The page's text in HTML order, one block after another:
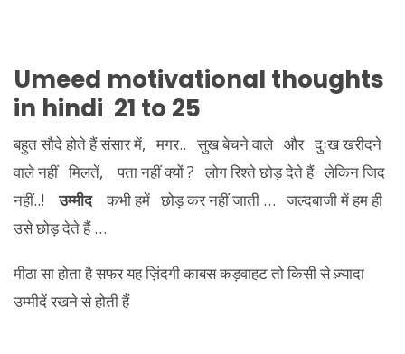
Umeed motivational thoughts
in hindi 21 to 25
बहुत सौदे होते हैं संसार में, मगर.. सुख बेचने वाले और दुःख खरीदने
वाले नहीं मिलतें, पता नहीं क्यों ? लोग रिश्ते छोड़ देते हैं लेकिन जिद
नहीं..!उम्मीद
कभी हमें छोड़ कर नहीं जाती … जल्दबाजी में हम ही
उसे छोड़ देते हैं …
मीठा सा होता है सफर यह ज़िंदगी काबस कड़वाहट तो किसी से ज़्यादा
उम्मीदें रखने से होती हैं